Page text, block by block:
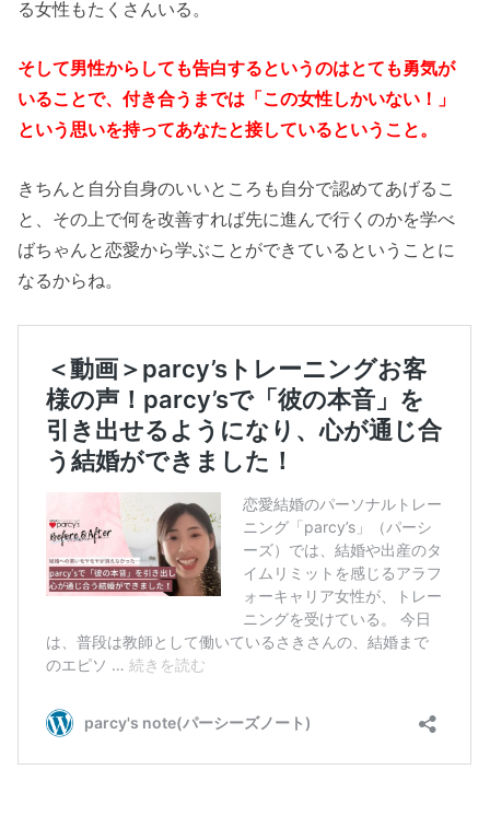
る女性もたくさんいる。
そして男性からしても告白するというのはとても勇気が
いることで、付き合うまでは「この女性しかいない！」
という思いを持ってあなたと接しているということ。
きちんと自分自身のいいところも自分で認めてあげるこ
と、その上で何を改善すれば先に進んで行くのかを学べ
ばちゃんと恋愛から学ぶことができているということに
なるからね。